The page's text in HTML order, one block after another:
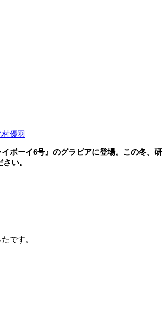
優羽
ボーイ6号』のグラビアに登場。この冬、研
い。
です。